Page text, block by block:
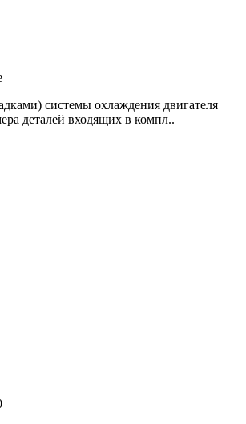
системы охлаждения двигателя
деталей входящих в компл..